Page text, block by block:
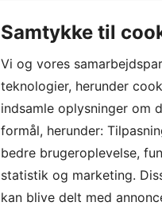
Samtykke til
Vi og vores
teknologier, herunder
indsamle oplysninger om
formål, herunder:
bedre brugeroplevelse,
statistik og marketing.
kan blive delt med